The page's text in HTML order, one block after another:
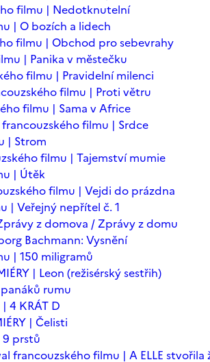
filmu | Nedotknutelní
| O bozích a lidech
filmu | Obchod pro sebevrahy
| Panika v městečku
filmu | Pravidelní milenci
filmu | Proti větru
filmu | Sama v Africe
francouzského filmu | Srdce
| Strom
filmu | Tajemství mumie
| Útěk
filmu | Vejdi do prázdna
| Veřejný nepřítel č. 1
z domova / Zprávy z domu
Bachmann: Vysnění
| 150 miligramů
| Leon (režisérský sestřih)
rumu
4 KRÁT D
| Čelisti
9 prstů
francouzského filmu | A ELLE stvořila